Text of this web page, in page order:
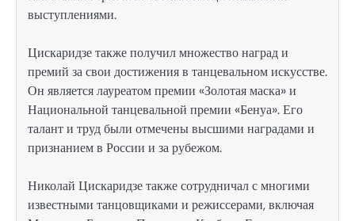
выступлениями.
Цискаридзе также получил множество наград и
премий за свои достижения в танцевальном искусстве.
Он является лауреатом премии «Золотая маска» и
Национальной танцевальной премии «Бенуа». Его
талант и труд были отмечены высшими наградами и
признанием в России и за рубежом.
Николай Цискаридзе также сотрудничал с многими
известными танцовщиками и режиссерами, включая